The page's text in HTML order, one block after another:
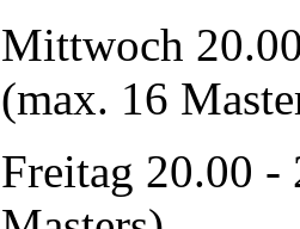
Mittwoch
(max. 16
Freitag 20.00 -